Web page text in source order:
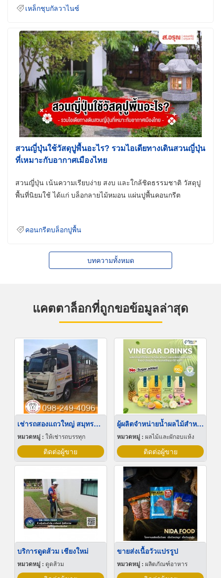
เหล็กชุบกัลวาไนซ์
สวนญี่ปุ่นใช้วัสดุปูพื้นอะไร? รวมไอเดียทางเดินสวนญี่ปุ่น
ที่เหมาะกับอากาศเมืองไทย
สวนญี่ปุ่น เน้นความเรียบง่าย สงบ และใกล้ชิดธรรมชาติ วัสดุปู
พื้นที่นิยมใช้ ได้แก่ บล็อกลายไม้หมอน แผ่นปูพื้นคอนกรีต
คอนกรีตบล็อกปูพื้น
บทความทั้งหมด
แคตตาล็อกที่ถูกขอข้อมูลล่าสุด
เช่ารถสองแถวใหญ่ สมุทรปราการ
หมวดหมู่ : ให้เช่ารถบรรทุก
ติดต่อผู้ขาย
ผู้ผลิตจำหน่ายน้ำผลไม้สำหรับจัดเลี้ยง น้ำผลไม้โรงแรม ร้านอาหาร ร้านกาแฟ คาเฟ่จัดเบรค Coffee Break
หมวดหมู่ : ผลไม้และผักอบแห้ง
ติดต่อผู้ขาย
บริการดูดส้วม เชียงใหม่
หมวดหมู่ : ดูดส้วม
ขายส่งเนื้อวัวแปรรูป
หมวดหมู่ : ผลิตภัณฑ์อาหาร